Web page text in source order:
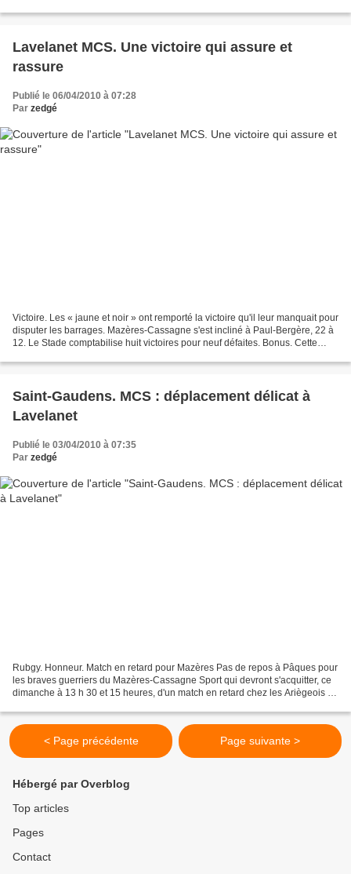
Lavelanet MCS. Une victoire qui assure et
rassure
Publié le 06/04/2010 à 07:28
Par zedgé
Victoire. Les « jaune et noir » ont remporté la victoire qu'il leur manquait pour
disputer les barrages. Mazères-Cassagne s'est incliné à Paul-Bergère, 22 à
12. Le Stade comptabilise huit victoires pour neuf défaites. Bonus. Cette
Saint-Gaudens. MCS : déplacement délicat à
Lavelanet
Publié le 03/04/2010 à 07:35
Par zedgé
Rubgy. Honneur. Match en retard pour Mazères Pas de repos à Pâques pour
les braves guerriers du Mazères-Cassagne Sport qui devront s'acquitter, ce
dimanche à 13 h 30 et 15 heures, d'un match en retard chez les Ariègeois du
< Page précédente Page suivante >
Hébergé par Overblog
Top articles
Pages
Contact